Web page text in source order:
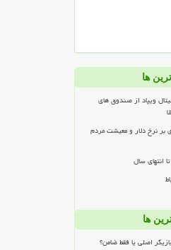
ها
ویپاد از صندوق های
تاثیری بر نرخ دلار و معیشت مردم
انتهای سال
ها
اصلی یا فقط ضامن؟